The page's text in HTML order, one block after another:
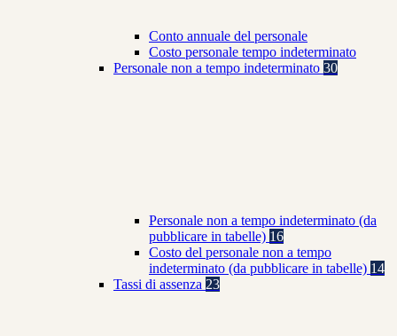
Conto annuale del personale
Costo personale tempo indeterminato
Personale non a tempo indeterminato 30
Personale non a tempo indeterminato (da
pubblicare in tabelle) 16
Costo del personale non a tempo
indeterminato (da pubblicare in tabelle) 14
Tassi di assenza 23